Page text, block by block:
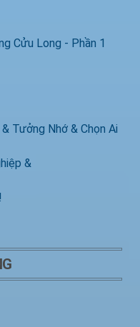
Cửu Long - Phần 1
Tưởng Nhớ & Chọn Ai
&